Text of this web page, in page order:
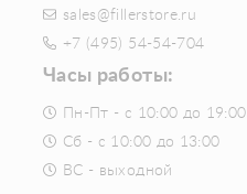
sales@fillerstore.ru
+7 (495) 54-54-704
Часы работы:
Пн-Пт - с 10:00 до 19:00
Сб - с 10:00 до 13:00
ВС - выходной